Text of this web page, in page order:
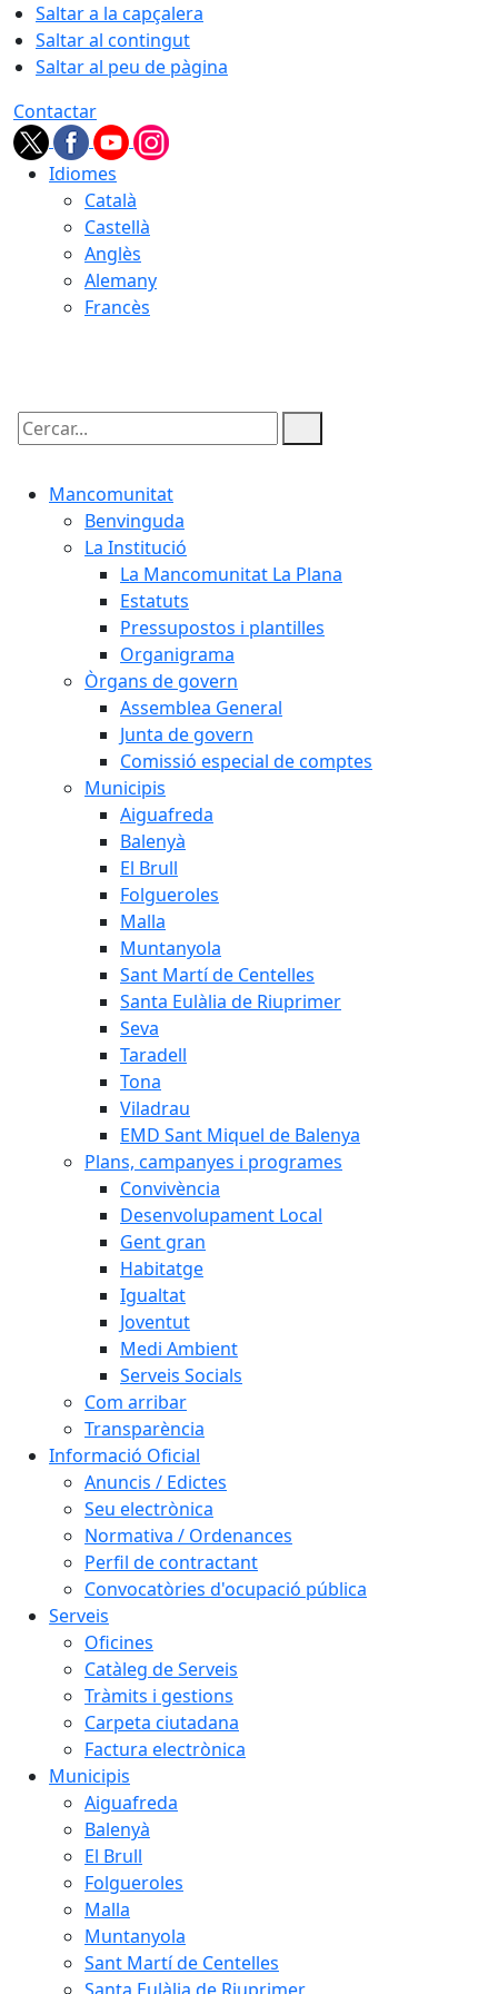
Saltar a la capçalera
Saltar al contingut
Saltar al peu de pàgina
Contactar
Idiomes
Català
Castellà
Anglès
Alemany
Francès
Cercar:
Mancomunitat
Benvinguda
La Institució
La Mancomunitat La Plana
Estatuts
Pressupostos i plantilles
Organigrama
Òrgans de govern
Assemblea General
Junta de govern
Comissió especial de comptes
Municipis
Aiguafreda
Balenyà
El Brull
Folgueroles
Malla
Muntanyola
Sant Martí de Centelles
Santa Eulàlia de Riuprimer
Seva
Taradell
Tona
Viladrau
EMD Sant Miquel de Balenya
Plans, campanyes i programes
Convivència
Desenvolupament Local
Gent gran
Habitatge
Igualtat
Joventut
Medi Ambient
Serveis Socials
Com arribar
Transparència
Informació Oficial
Anuncis / Edictes
Seu electrònica
Normativa / Ordenances
Perfil de contractant
Convocatòries d'ocupació pública
Serveis
Oficines
Catàleg de Serveis
Tràmits i gestions
Carpeta ciutadana
Factura electrònica
Municipis
Aiguafreda
Balenyà
El Brull
Folgueroles
Malla
Muntanyola
Sant Martí de Centelles